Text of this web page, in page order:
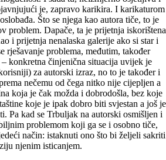
je, zapravo karikira. I karikaturom
Što se njega kao autora tiče, to je
problem. Dapače, ta je prijetnja iskorištena
i prijetnja nenalaska galerije ako si star i
rješavanje problema, međutim, također
konkretna činjenična situacija uvijek je
za autorski izraz, no to je također i
nečemu od čega nitko nije cijepljen a
koja je čak možda i dobrodošla, bez koje
koje je ipak dobro biti svjestan a još je
Pa kad se Trbuljak na autorski osmišljen i
problemom koji ga se i osobno tiče,
način: istaknuti ono što bi željeli sakriti
njenim isticanjem.